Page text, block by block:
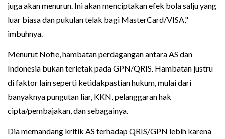
juga akan menurun. Ini akan menciptakan efek bola salju yang
luar biasa dan pukulan telak bagi MasterCard/VISA,"
imbuhnya.
Menurut Nofie, hambatan perdagangan antara AS dan
Indonesia bukan terletak pada GPN/QRIS. Hambatan justru
di faktor lain seperti ketidakpastian hukum, mulai dari
banyaknya pungutan liar, KKN, pelanggaran hak
cipta/pembajakan, dan sebagainya.
Dia memandang kritik AS terhadap QRIS/GPN lebih karena